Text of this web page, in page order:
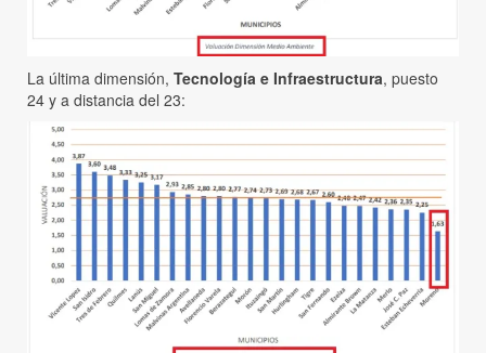
La última dimensión, Tecnología e Infraestructura, puesto
24 y a distancia del 23: